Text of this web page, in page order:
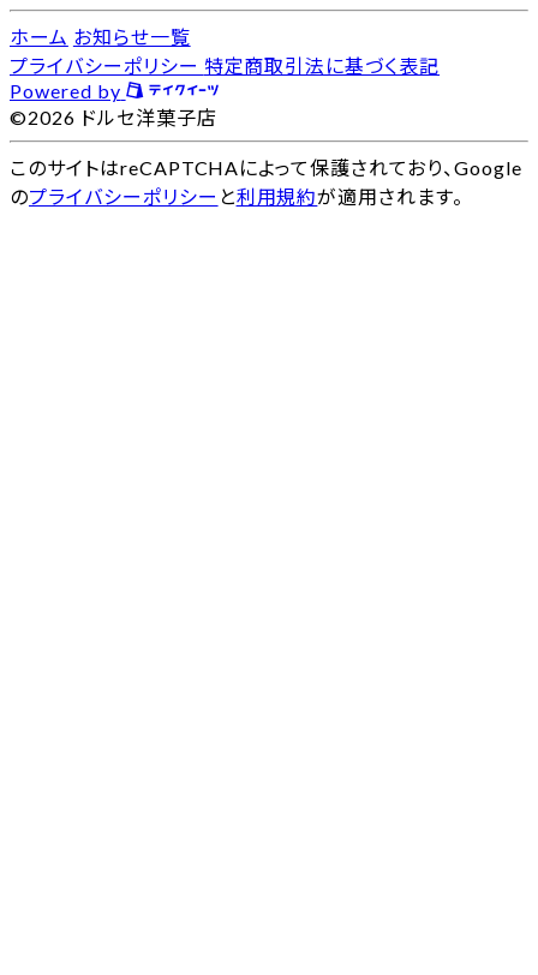
ホーム お知らせ一覧
プライバシーポリシー 特定商取引法に基づく表記
Powered by
©2026 ドルセ洋菓子店
このサイトはreCAPTCHAによって保護されており、Google
のプライバシーポリシー と利用規約が適用されます。